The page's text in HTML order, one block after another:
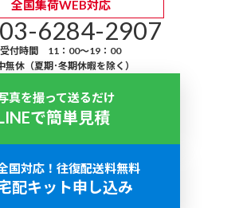
全国集荷WEB対応
03-6284-2907
受付時間 11：00～19：00
無休（夏期･冬期休暇を除く）
真を撮って送るだけ
で簡単見積
国対応！往復配送料無料
配キット申し込み